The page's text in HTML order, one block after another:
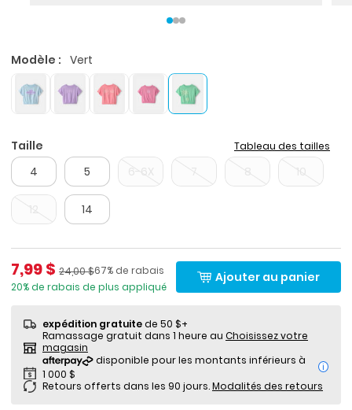
Modèle : Vert
Taille Tableau des tailles
4 5
14
Prix de solde
7,99 $ Pourcentage de rabais
67% de rabais
Prix ​​de détail suggéré par le fabricant
24,00 $
20% de rabais de plus appliqué
Ajouter au panier
expédition gratuitede 50 $+
Ramassage gratuit dans 1 heure au Choisissez votre
magasin
i
Retours offerts dans les 90 jours.Modalités des retours